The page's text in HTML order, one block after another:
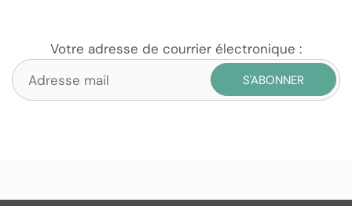
Votre adresse de courrier électronique :